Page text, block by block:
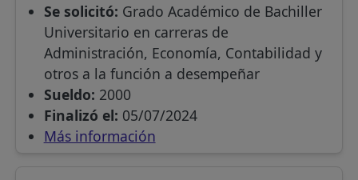
Se solicitó: Grado Académico de Bachiller
Universitario en carreras de
Administración, Economía, Contabilidad y
otros a la función a desempeñar
Sueldo: 2000
Finalizó el: 05/07/2024
Más información